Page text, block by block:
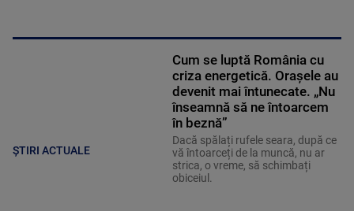
ȘTIRI ACTUALE
Cum se luptă România cu
criza energetică. Orașele au
devenit mai întunecate. „Nu
înseamnă să ne întoarcem
în beznă”
Dacă spălați rufele seara, după ce
vă întoarceți de la muncă, nu ar
strica, o vreme, să schimbați
obiceiul.